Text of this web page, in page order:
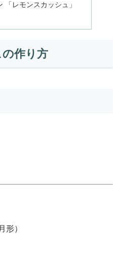
「レモンスカッシュ」
作り方
形）